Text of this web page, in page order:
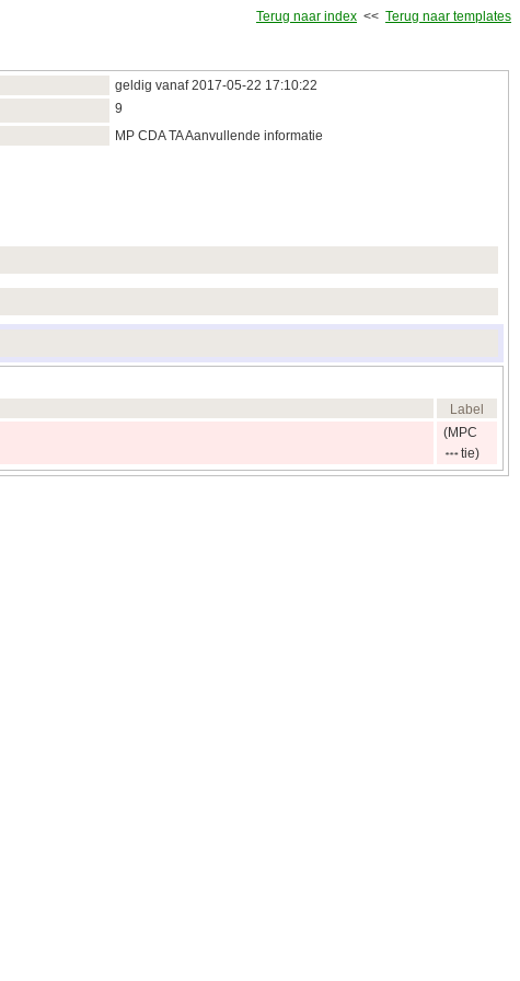
Terug naar index << Terug naar templates
geldig vanaf 2017‑05‑22 17:10:22
9
MP CDA TA Aanvullende informatie
Label
(MPC
tie)